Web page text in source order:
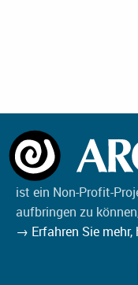
ist ein Non-Profit-
aufbringen zu
→ Erfahren Sie mehr,